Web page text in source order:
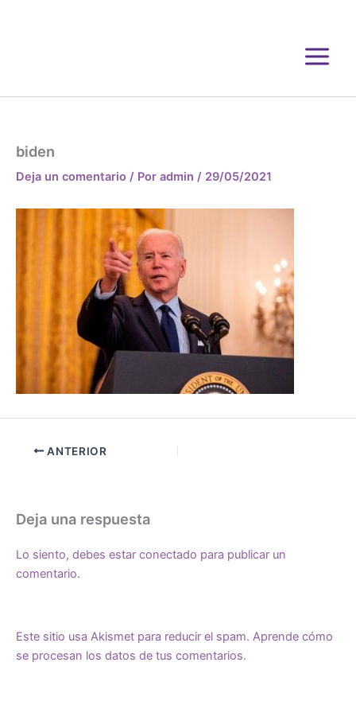
biden
Deja un comentario / Por admin / 29/05/2021
ANTERIOR
Deja una respuesta
Lo siento, debes estar conectado para publicar un
comentario.
Este sitio usa Akismet para reducir el spam. Aprende cómo
se procesan los datos de tus comentarios.